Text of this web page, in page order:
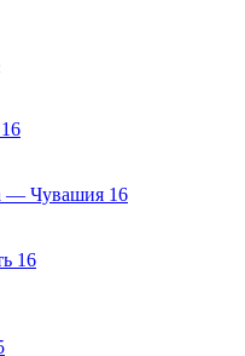
16
— Чувашия 16
16